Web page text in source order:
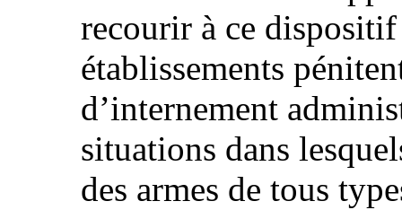
recourir à ce
établissements
d’internement
situations dans
des armes de tous